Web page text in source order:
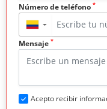
Número de teléfono *
▼
Mensaje *
Acepto recibir